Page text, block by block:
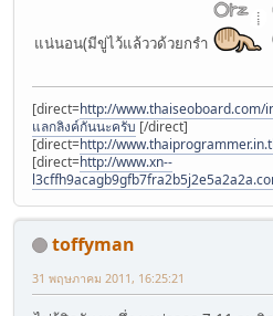
แน่นอน(มีขู่ไว้แล้ววด้วยกรำ
[direct=http://www.thaiseoboard.com/
แลกลิงค์กันนะครับ [/direct]
[direct=http://
[direct=http://www.xn--
toffyman
31 พฤษภาคม 2011, 16:25:21